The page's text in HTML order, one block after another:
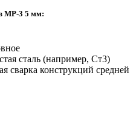
МР-3 5 мм:
сталь (например, Ст3)
сварка конструкций средней